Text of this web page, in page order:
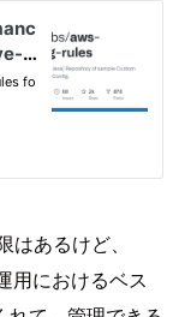
あるけど、
用におけるベス